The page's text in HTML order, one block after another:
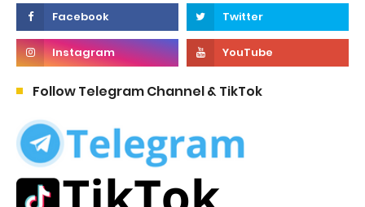
Follow Telegram Channel & TikTok